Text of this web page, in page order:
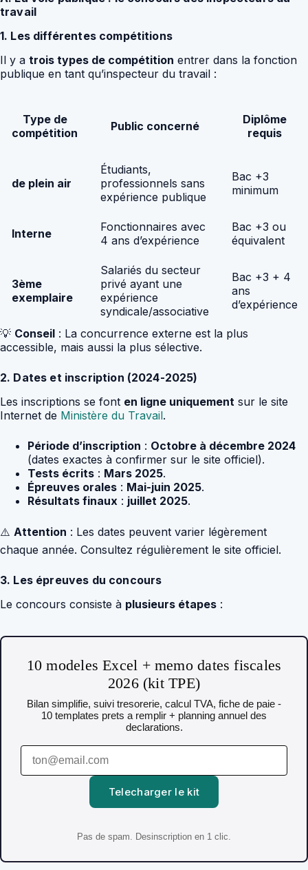
travail
1. Les différentes compétitions
Il y a trois types de compétition entrer dans la fonction
publique en tant qu’inspecteur du travail :
Type de
compétition
Public concerné
Diplôme
requis
de plein air
Étudiants,
professionnels sans
expérience publique
Bac +3
minimum
Interne
Fonctionnaires avec
4 ans d’expérience
Bac +3 ou
équivalent
3ème
exemplaire
Salariés du secteur
privé ayant une
expérience
syndicale/associative
Bac +3 + 4
ans
d’expérience
💡 Conseil : La concurrence externe est la plus
accessible, mais aussi la plus sélective.
2. Dates et inscription (2024-2025)
Les inscriptions se font en ligne uniquement sur le site
Internet de Ministère du Travail.
Période d’inscription : Octobre à décembre 2024
(dates exactes à confirmer sur le site officiel).
Tests écrits : Mars 2025.
Épreuves orales : Mai-juin 2025.
Résultats finaux : juillet 2025.
⚠️ Attention : Les dates peuvent varier légèrement
chaque année. Consultez régulièrement le site officiel.
3. Les épreuves du concours
Le concours consiste à plusieurs étapes :
10 modeles Excel + memo dates fiscales
2026 (kit TPE)
Bilan simplifie, suivi tresorerie, calcul TVA, fiche de paie -
10 templates prets a remplir + planning annuel des
declarations.
Telecharger le kit
Pas de spam. Desinscription en 1 clic.